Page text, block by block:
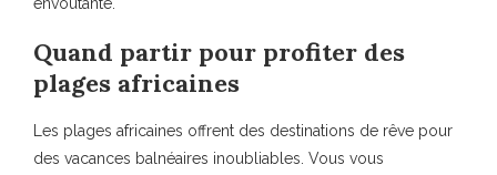
Quand partir pour profiter des
plages africaines
Les plages africaines offrent des destinations de rêve pour
des vacances balnéaires inoubliables. Vous vous